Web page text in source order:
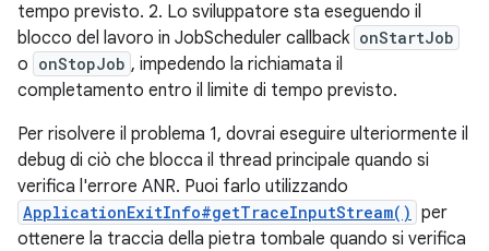
tempo previsto. 2. Lo sviluppatore sta eseguendo il
blocco del lavoro in JobScheduler callback onStartJob
o onStopJob , impedendo la richiamata il
completamento entro il limite di tempo previsto.
Per risolvere il problema 1, dovrai eseguire ulteriormente il
debug di ciò che blocca il thread principale quando si
verifica l'errore ANR. Puoi farlo utilizzando
ApplicationExitInfo#getTraceInputStream() per
ottenere la traccia della pietra tombale quando si verifica